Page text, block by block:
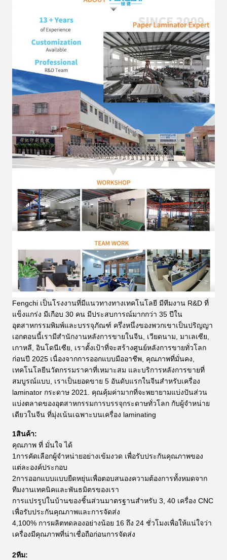
Fengchi เป็นโรงงานที่มีแนวทางทางเทคโนโลยี มีทีมงาน R&D ที่
แข็งแกร่ง มีเกือบ 30 คน มีประสบการณ์มากกว่า 35 ปีใน
อุตสาหกรรมพิมพ์และบรรจุภัณฑ์ ครึ่งหนึ่งของพวกเขาเป็นปริญญา
เอกตอนนี้เรามีสํานักงานหลังการขายในจีน, เวียดนาม, มาเลเซีย,
เกาหลี, อินโดนีเซีย, เราตั้งเป้าที่จะสร้างศูนย์หลังการขายทั่วโลก
ก่อนปี 2025 เนื่องจากการออกแบบมืออาชีพ, คุณภาพที่มั่นคง,
เทคโนโลยีนวัตกรรมราคาที่เหมาะสม และบริการหลังการขายที่
สมบูรณ์แบบ, เราเป็นยอดขาย 5 อันดับแรกในจีนสําหรับเครื่อง
laminator กระดาษ 2021. คุณคุ้มค่ามากที่จะพยายามแบ่งปันส่วน
แบ่งตลาดของอุตสาหกรรมการบรรจุกระดาษทั่วโลก กับผู้จําหน่าย
เดียวในจีน ที่มุ่งเน้นเฉพาะบนเครื่อง laminating
1สินค้า:
คุณภาพ ที่ มั่นใจ ได้
1การคัดเลือกผู้จําหน่ายอย่างเข้มงวด เพื่อรับประกันคุณภาพของ
แต่ละองค์ประกอบ
2การออกแบบแบบยืดหยุ่นเพื่อตอบสนองความต้องการทั้งหมดจาก
ทีมงานเทคนิคและพันธมิตรของเรา
การแปรรูปในบ้านของชิ้นส่วนมาตรฐานสําหรับ 3, 40 เครื่อง CNC
เพื่อรับประกันคุณภาพและการจัดส่ง
4,100% การผลิตทดลองอย่างน้อย 16 ถึง 24 ชั่วโมงเพื่อให้แน่ใจว่า
เครื่องมีคุณภาพที่น่าเชื่อถือก่อนการจัดส่ง
2ทีม: